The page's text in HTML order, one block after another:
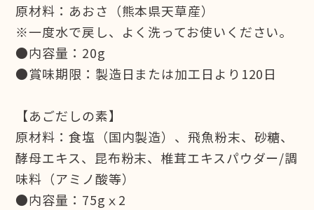
原材料：あおさ（熊本県天草産）
※一度水で戻し、よく洗ってお使いください。
●内容量：20g
●賞味期限：製造日または加工日より120日
【あごだしの素】
原材料：食塩（国内製造）、飛魚粉末、砂糖、
酵母エキス、昆布粉末、椎茸エキスパウダー/調
味料（アミノ酸等）
●内容量：75gⅹ2